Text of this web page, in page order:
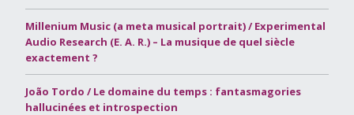
Millenium Music (a meta musical portrait) / Experimental
Audio Research (E. A. R.) – La musique de quel siècle
exactement ?
João Tordo / Le domaine du temps : fantasmagories
hallucinées et introspection